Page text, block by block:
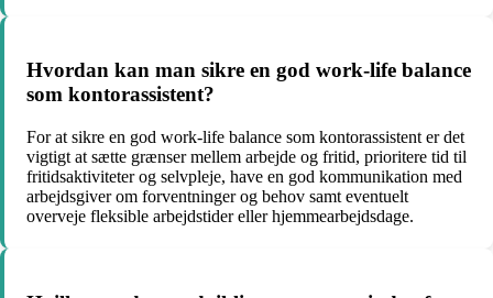
Hvordan kan man sikre en god work-life balance
som kontorassistent?
For at sikre en god work-life balance som kontorassistent er det
vigtigt at sætte grænser mellem arbejde og fritid, prioritere tid til
fritidsaktiviteter og selvpleje, have en god kommunikation med
arbejdsgiver om forventninger og behov samt eventuelt
overveje fleksible arbejdstider eller hjemmearbejdsdage.